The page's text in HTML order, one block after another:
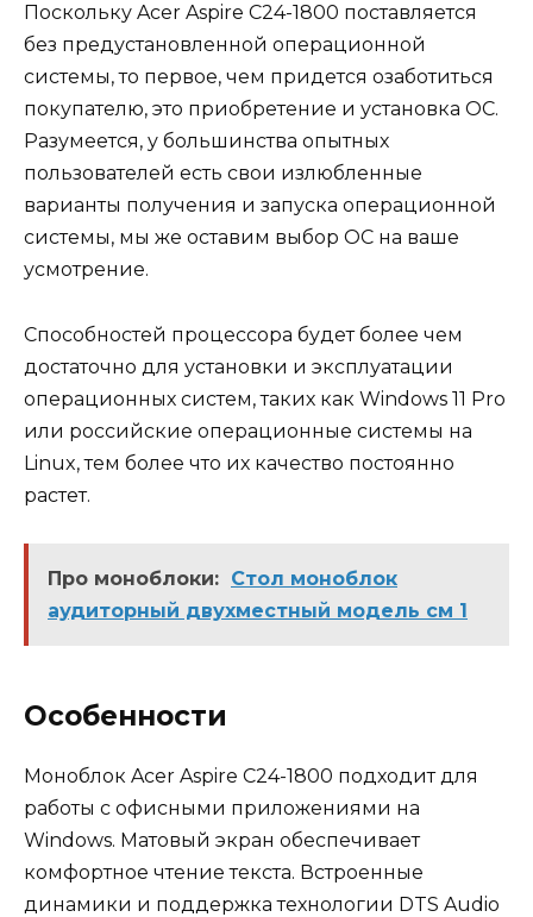
Поскольку Acer Aspire C24-1800 поставляется
без предустановленной операционной
системы, то первое, чем придется озаботиться
покупателю, это приобретение и установка ОС.
Разумеется, у большинства опытных
пользователей есть свои излюбленные
варианты получения и запуска операционной
системы, мы же оставим выбор ОС на ваше
усмотрение.
Способностей процессора будет более чем
достаточно для установки и эксплуатации
операционных систем, таких как Windows 11 Pro
или российские операционные системы на
Linux, тем более что их качество постоянно
растет.
Про моноблоки: Стол моноблок
аудиторный двухместный модель см 1
Особенности
Моноблок Acer Aspire C24-1800 подходит для
работы с офисными приложениями на
Windows. Матовый экран обеспечивает
комфортное чтение текста. Встроенные
динамики и поддержка технологии DTS Audio